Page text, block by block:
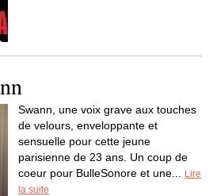
Swann, une voix grave aux touches
de velours, enveloppante et
sensuelle pour cette jeune
parisienne de 23 ans. Un coup de
coeur pour BulleSonore et une...
Lire
la suite